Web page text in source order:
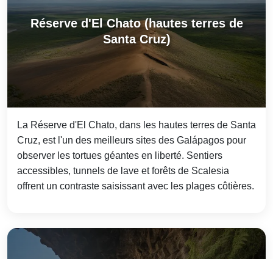
Réserve d'El Chato (hautes terres de
Santa Cruz)
La Réserve d'El Chato, dans les hautes terres de Santa
Cruz, est l'un des meilleurs sites des Galápagos pour
observer les tortues géantes en liberté. Sentiers
accessibles, tunnels de lave et forêts de Scalesia
offrent un contraste saisissant avec les plages côtières.